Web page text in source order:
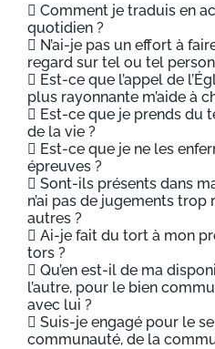
 Comment je traduis en
quotidien ?
 N’ai-je pas un effort à
regard sur tel ou tel
 Est-ce que l’appel de
plus rayonnante m’aide à
 Est-ce que je prends du
de la vie ?
 Est-ce que je ne les
épreuves ?
 Sont-ils présents dans
n’ai pas de jugements trop
autres ?
 Ai-je fait du tort à mon
tors ?
 Qu’en est-il de ma
l’autre, pour le bien
avec lui ?
 Suis-je engagé pour le
communauté, de la